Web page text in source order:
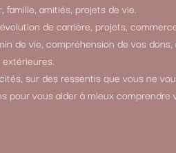
amitiés, projets de vie.
de carrière, projets,
de vie, compréhension de vos dons,
sur des ressentis que vous ne
pour vous aider à mieux comprendre